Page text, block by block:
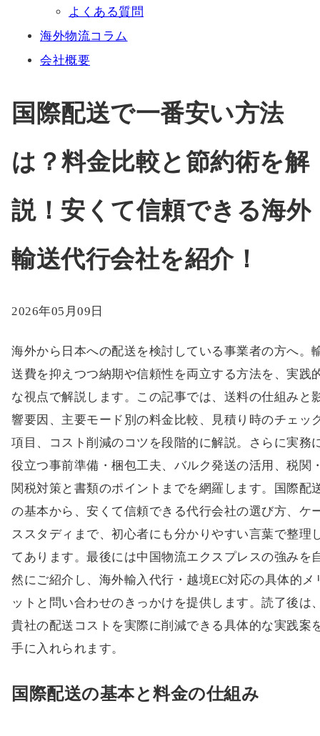
よくある質問
海外物流コラム
会社概要
国際配送で一番安い方法
は？料金比較と節約術を解
説！安くて信頼できる海外
輸送代行会社を紹介！
2026年05月09日
海外から日本への配送を検討している事業者の方へ。
送費を抑えつつ納期や信頼性を両立する方法を、実践
な視点で解説します。この記事では、送料の仕組みと
響要因、主要モード別の料金比較、見積り時のチェッ
項目、コスト削減のコツを段階的に解説。さらに実務
役立つ事前準備・梱包工夫、バルク発送の活用、税関
関税対策と書類のポイントまでを網羅します。国際配
の基本から、安くて信頼できる代行会社の選び方、ケ
ススタディまで、初心者にも分かりやすい言葉で整理
てあります。最後には中国物流エクスプレスの強みを
然にご紹介し、海外輸入代行・越境EC対応の具体的メ
ットと問い合わせのきっかけを提供します。読了後は
貴社の配送コストを実際に削減できる具体的な実践案
手に入れられます。
国際配送の基本と料金の仕組み